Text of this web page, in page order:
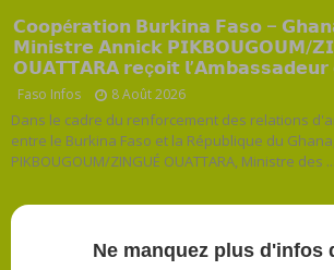
𝗖𝗼𝗼𝗽é𝗿𝗮𝘁𝗶𝗼𝗻 𝗕𝘂𝗿𝗸𝗶𝗻𝗮 𝗙𝗮𝘀𝗼 –
𝗠𝗶𝗻𝗶𝘀𝘁𝗿𝗲 𝗔𝗻𝗻𝗶𝗰𝗸 𝗣𝗜𝗞𝗕𝗢𝗨𝗚𝗢𝗨𝗠/
𝗢𝗨𝗔𝗧𝗧𝗔𝗥𝗔 𝗿𝗲ç𝗼𝗶𝘁
Faso Infos 8 Août 2026
Dans le cadre du renforcement des relations
entre le Burkina Faso et la République du
PIKBOUGOUM/ZINGUÉ OUATTARA, Ministre des ...
Ne manquez plus d'infos